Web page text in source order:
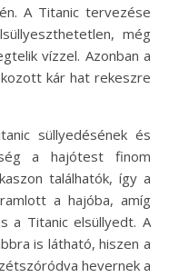
A Titanic tervezése
még
vízzel. Azonban a
kár hat rekeszre
süllyedésének és
a hajótest finom
találhatók, így a
a hajóba, amíg
a Titanic elsüllyedt. A
is látható, hiszen a
hevernek a